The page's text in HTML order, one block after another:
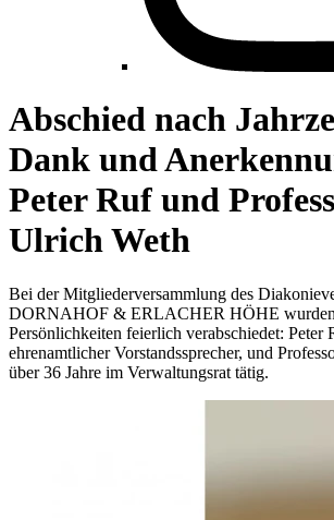
Abschied nach
Dank und
Peter Ruf und
Ulrich Weth
Bei der Mitgliederversammlung des
DORNAHOF & ERLACHER HÖHE wurden
Persönlichkeiten feierlich verabschiedet: Peter
ehrenamtlicher Vorstandssprecher, und
über 36 Jahre im Verwaltungsrat tätig.